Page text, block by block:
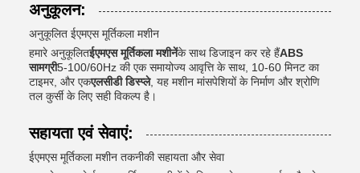
अनुकूलन:
अनुकूलित ईएमएस मूर्तिकला मशीन
हमारे अनुकूलितईएमएस मूर्तिकला मशीनेंके साथ डिजाइन कर रहे हैंABS
सामग्री5-100/60Hz की एक समायोज्य आवृत्ति के साथ, 10-60 मिनट का
टाइमर, और एकएलसीडी डिस्प्ले, यह मशीन मांसपेशियों के निर्माण और श्रोणि
तल कुर्सी के लिए सही विकल्प है।
सहायता एवं सेवाएं:
ईएमएस मूर्तिकला मशीन तकनीकी सहायता और सेवा